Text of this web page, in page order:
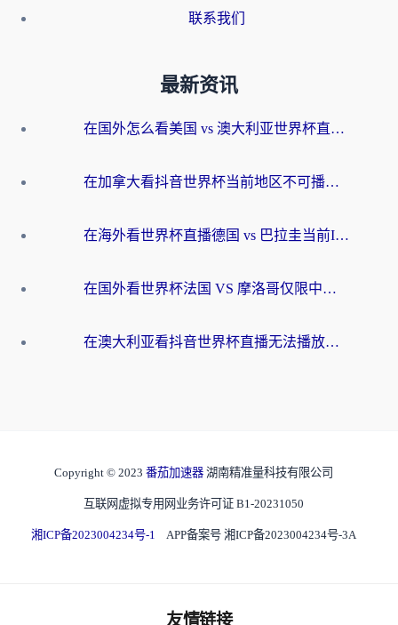
联系我们
最新资讯
在国外怎么看美国 vs 澳大利亚世界杯直播？海外党必藏的中文解说观赛指南
在加拿大看抖音世界杯当前地区不可播放？海外党体育观赛终极指南
在海外看世界杯直播德国 vs 巴拉圭当前IP受限制？这篇指南帮你轻松解决地区限制
在国外看世界杯法国 VS 摩洛哥仅限中国大陆？别让地域限制拦下你的欢呼
在澳大利亚看抖音世界杯直播无法播放？海外党体育观赛终极指南来了！
Copyright © 2023 番茄加速器 湖南精准量科技有限公司
互联网虚拟专用网业务许可证 B1-20231050
湘ICP备2023004234号-1 APP备案号 湘ICP备2023004234号-3A
友情链接